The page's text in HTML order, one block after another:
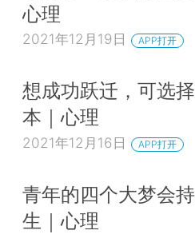
心理
2021年12月19日 APP打开
想成功跃迁，可选
本｜心理
2021年12月16日 APP打开
青年的四个大梦会
生｜心理